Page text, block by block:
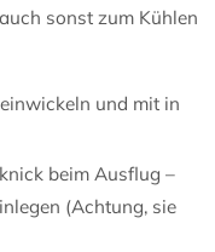
sonst zum Kühlen
und mit in
beim Ausflug –
(Achtung, sie